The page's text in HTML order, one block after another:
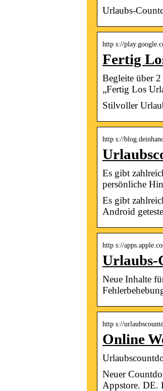
Urlaubs-
http s://
Fertig
Begleite über
„Fertig Los
Stilvoller
http s://
Es gibt
persönliche
Es gibt
Android
http s://
Urlaubs-
Neue Inhalte
http s://
Online
Neuer
Appstore. DE.